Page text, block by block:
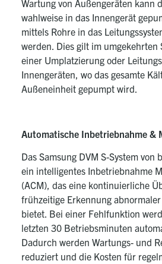
Wartung von Außengeräten kann
wahlweise in das Innengerät
mittels Rohre in das
werden. Dies gilt im umgekehrten
einer Umplatzierung oder
Innengeräten, wo das gesamte
Außeneinheit gepumpt wird.
Automatische Inbetriebnahme &
Das Samsung DVM S-System von
ein intelligentes Inbetriebnahme
(ACM), das eine kontinuierliche
frühzeitige Erkennung
bietet. Bei einer Fehlfunktion
letzten 30 Betriebsminuten
Dadurch werden Wartungs- und
reduziert und die Kosten für